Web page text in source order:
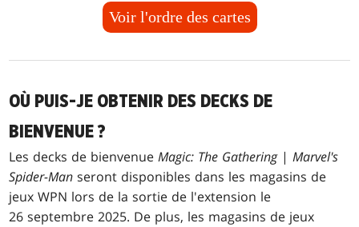
Voir l'ordre des cartes
OÙ PUIS-JE OBTENIR DES DECKS DE
BIENVENUE ?
Les decks de bienvenueMagic: The Gathering|Marvel's
Spider-Man seront disponibles dans les magasins de
jeux WPN lors de la sortie de l'extension le
26 septembre 2025. De plus, les magasins de jeux